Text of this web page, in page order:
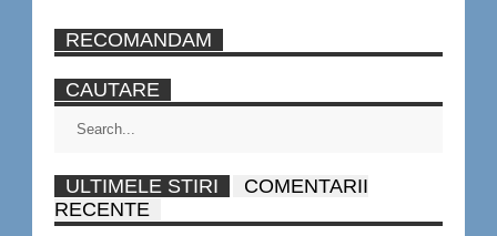
RECOMANDAM
CAUTARE
ULTIMELE STIRI
COMENTARII
RECENTE